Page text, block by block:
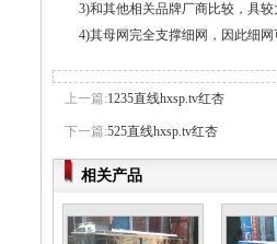
3)和其他相关品牌厂商比较，具较
4)其母网完全支撑细网，因此细网
上一篇:1235直线hxsp.tv红杏
下一篇:525直线hxsp.tv红杏
相关产品